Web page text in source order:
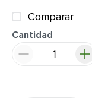
Comparar
Cantidad